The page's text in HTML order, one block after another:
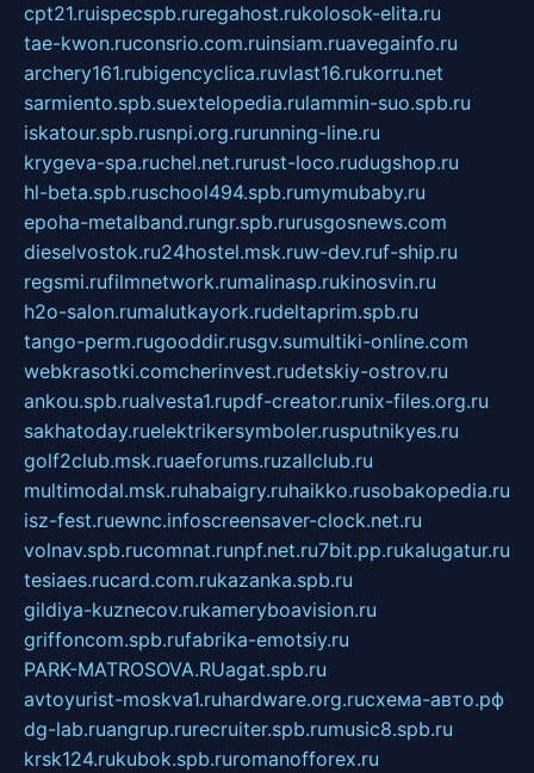
cpt21.ruispecspb.ruregahost.rukolosok-elita.ru
tae-kwon.ruconsrio.com.ruinsiam.ruavegainfo.ru
archery161.rubigencyclica.ruvlast16.rukorru.net
sarmiento.spb.suextelopedia.rulammin-suo.spb.ru
iskatour.spb.rusnpi.org.rurunning-line.ru
krygeva-spa.ruchel.net.rurust-loco.rudugshop.ru
hl-beta.spb.ruschool494.spb.rumymubaby.ru
epoha-metalband.rungr.spb.rurusgosnews.com
dieselvostok.ru24hostel.msk.ruw-dev.ruf-ship.ru
regsmi.rufilmnetwork.rumalinasp.rukinosvin.ru
h2o-salon.rumalutkayork.rudeltaprim.spb.ru
tango-perm.rugooddir.rusgv.sumultiki-online.com
webkrasotki.comcherinvest.rudetskiy-ostrov.ru
ankou.spb.rualvesta1.rupdf-creator.runix-files.org.ru
sakhatoday.ruelektrikersymboler.rusputnikyes.ru
golf2club.msk.ruaeforums.ruzallclub.ru
multimodal.msk.ruhabaigry.ruhaikko.rusobakopedia.ru
isz-fest.ruewnc.infoscreensaver-clock.net.ru
volnav.spb.rucomnat.runpf.net.ru7bit.pp.rukalugatur.ru
tesiaes.rucard.com.rukazanka.spb.ru
gildiya-kuznecov.rukameryboavision.ru
griffoncom.spb.rufabrika-emotsiy.ru
PARK-MATROSOVA.RUagat.spb.ru
avtoyurist-moskva1.ruhardware.org.ruсхема-авто.рф
dg-lab.ruangrup.rurecruiter.spb.rumusic8.spb.ru
krsk124.rukubok.spb.ruromanofforex.ru